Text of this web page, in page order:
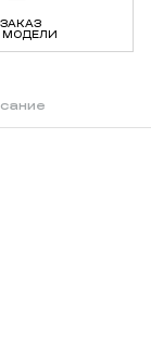
ЗАКАЗ
МОДЕЛИ